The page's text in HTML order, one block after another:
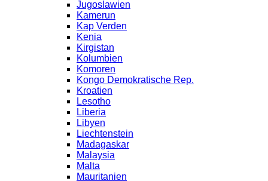
Jugoslawien
Kamerun
Kap Verden
Kenia
Kirgistan
Kolumbien
Komoren
Kongo Demokratische Rep.
Kroatien
Lesotho
Liberia
Libyen
Liechtenstein
Madagaskar
Malaysia
Malta
Mauritanien